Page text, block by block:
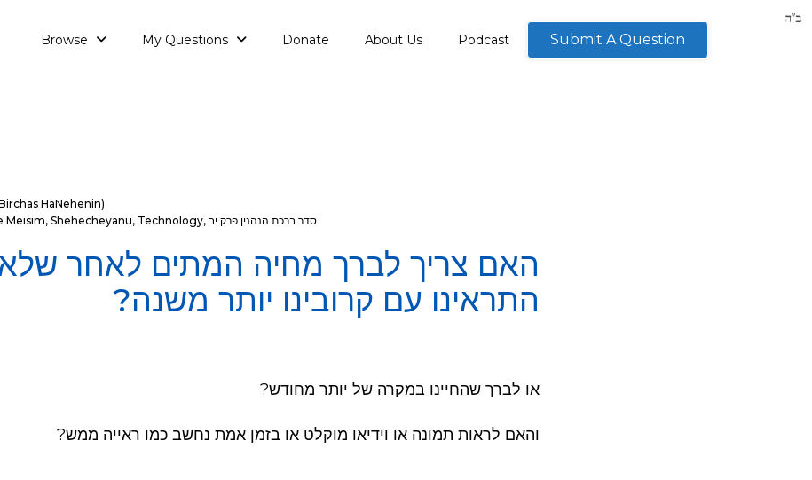
Browse My Questions Donate About Us Podcast Submit A Question
HaNehenin)
Meisim, Shehecheyanu, Technology, סדר ברכת הנהנין פרק יב
האם צריך לברך מחיה המתים לאחר
התראינו עם קרובינו יותר משנה?
או לברך שהחיינו במקרה של יותר מחודש?
והאם לראות תמונה או וידיאו מוקלט או בזמן אמת נחשב כמו ראייה ממש?